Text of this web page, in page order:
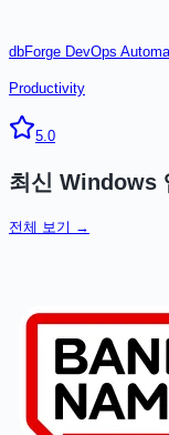
dbForge DevOps
Productivity
5.0
최신 Windows
전체 보기 →